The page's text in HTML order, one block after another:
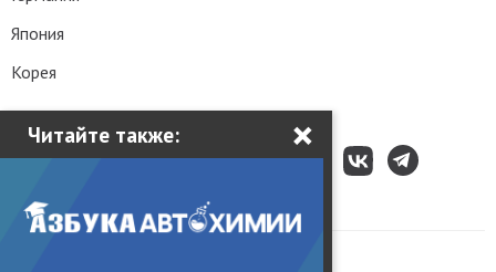
Читайте также: ×
Япония
Корея